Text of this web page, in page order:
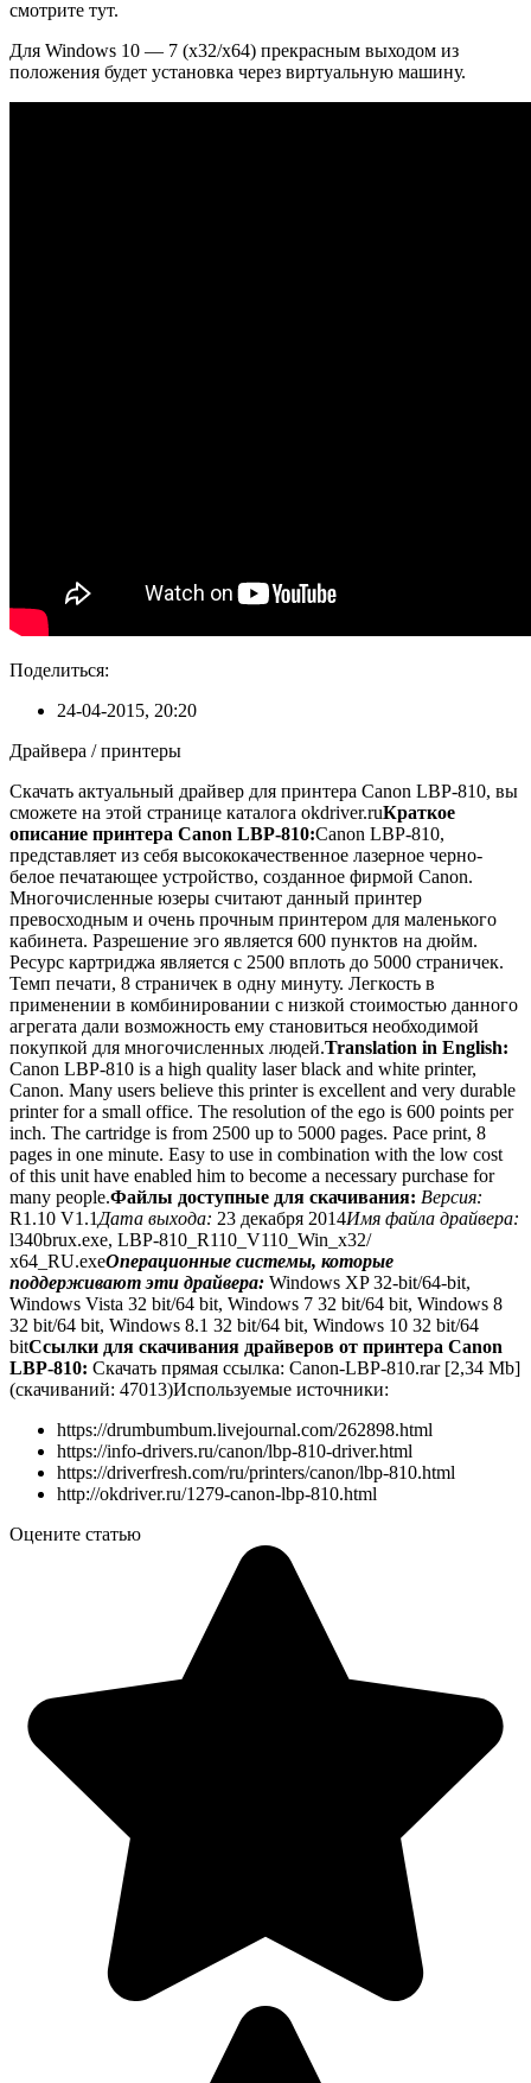
смотрите тут.
Для Windows 10 — 7 (x32/x64) прекрасным выходом из
положения будет установка через виртуальную машину.
Поделиться:
24-04-2015, 20:20
Драйвера / принтеры
Скачать актуальный драйвер для принтера Canon LBP-810, вы
сможете на этой странице каталога okdriver.ruКраткое
описание принтера Canon LBP-810:Canon LBP-810,
представляет из себя высококачественное лазерное черно-
белое печатающее устройство, созданное фирмой Canon.
Многочисленные юзеры считают данный принтер
превосходным и очень прочным принтером для маленького
кабинета. Разрешение эго является 600 пунктов на дюйм.
Ресурс картриджа является с 2500 вплоть до 5000 страничек.
Темп печати, 8 страничек в одну минуту. Легкость в
применении в комбинировании с низкой стоимостью данного
агрегата дали возможность ему становиться необходимой
покупкой для многочисленных людей.Translation in English:
Canon LBP-810 is a high quality laser black and white printer,
Canon. Many users believe this printer is excellent and very durable
printer for a small office. The resolution of the ego is 600 points per
inch. The cartridge is from 2500 up to 5000 pages. Pace print, 8
pages in one minute. Easy to use in combination with the low cost
of this unit have enabled him to become a necessary purchase for
many people.Файлы доступные для скачивания: Версия:
R1.10 V1.1 Дата выхода: 23 декабря 2014Имя файла драйвера:
l340brux.exe, LBP-810_R110_V110_Win_x32/
х64_RU.exeОперационные системы, которые
поддерживают эти драйвера: Windows XP 32-bit/64-bit,
Windows Vista 32 bit/64 bit, Windows 7 32 bit/64 bit, Windows 8
32 bit/64 bit, Windows 8.1 32 bit/64 bit, Windows 10 32 bit/64
bitСсылки для скачивания драйверов от принтера Canon
LBP-810: Скачать прямая ссылка: Canon-LBP-810.rar [2,34 Mb]
(cкачиваний: 47013)Используемые источники:
https://drumbumbum.livejournal.com/262898.html
https://info-drivers.ru/canon/lbp-810-driver.html
https://driverfresh.com/ru/printers/canon/lbp-810.html
http://okdriver.ru/1279-canon-lbp-810.html
Оцените статью